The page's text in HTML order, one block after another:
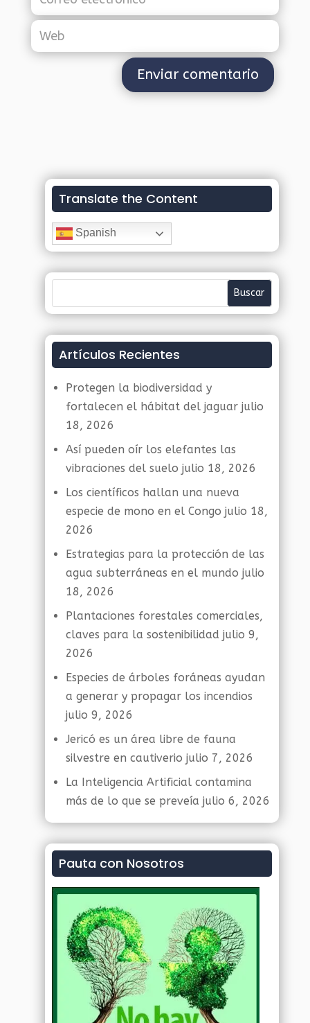
Translate the Content
Spanish
Artículos Recientes
Protegen la biodiversidad y
fortalecen el hábitat del jaguar julio
18, 2026
Así pueden oír los elefantes las
vibraciones del suelo julio 18, 2026
Los científicos hallan una nueva
especie de mono en el Congo julio 18,
2026
Estrategias para la protección de las
agua subterráneas en el mundo julio
18, 2026
Plantaciones forestales comerciales,
claves para la sostenibilidad julio 9,
2026
Especies de árboles foráneas ayudan
a generar y propagar los incendios
julio 9, 2026
Jericó es un área libre de fauna
silvestre en cautiverio julio 7, 2026
La Inteligencia Artificial contamina
más de lo que se preveía julio 6, 2026
Pauta con Nosotros